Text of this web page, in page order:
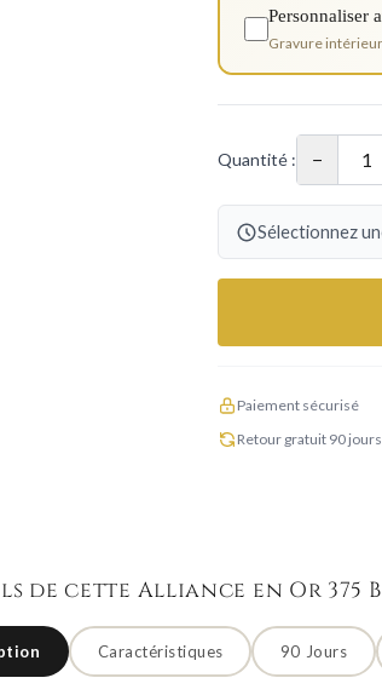
Personnaliser
Gravure
Quantité : −
Sélectionnez
Paiement sécurisé
Retour gratuit 90 jours
de cette Alliance en Or 375
Caractéristiques 90 Jours